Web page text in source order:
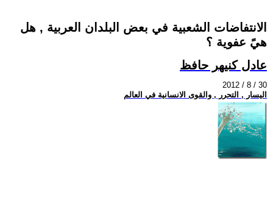
الانتفاضات الشعبية في بعض البلدان العربية , هل
هيً عفوية ؟
عادل كنيهر حافظ
2012 / 8 / 30
اليسار , التحرر , والقوى الانسانية في العالم